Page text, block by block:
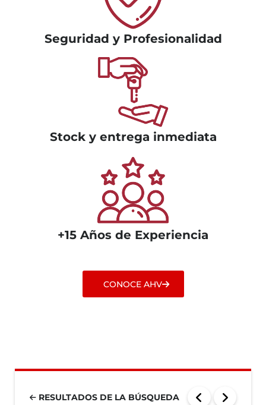
Seguridad y Profesionalidad
Stock y entrega inmediata
+15 Años de Experiencia
CONOCE AHV
RESULTADOS DE LA BÚSQUEDA